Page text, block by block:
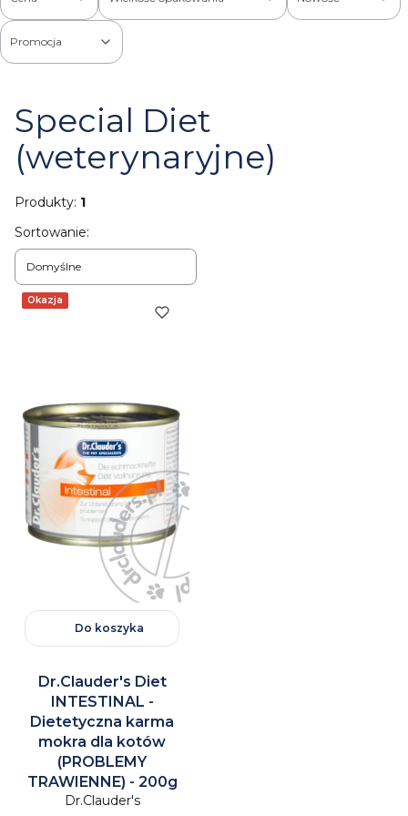
Promocja
Special Diet
(weterynaryjne)
Produkty: 1
Lista produktów
Sortowanie:
Domyślne
Okazja
Do koszyka
Dr.Clauder's Diet
INTESTINAL -
Dietetyczna karma
mokra dla kotów
(PROBLEMY
TRAWIENNE) - 200g
Dr.Clauder's